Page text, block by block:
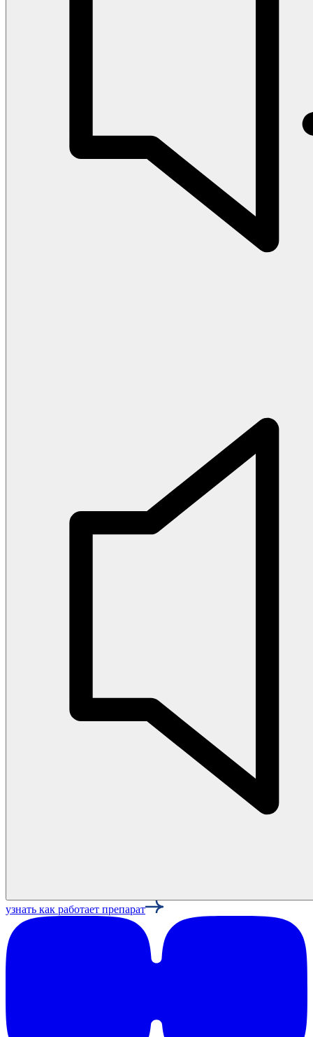
узнать как работает препарат